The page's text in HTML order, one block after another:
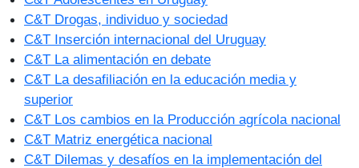
C&T Drogas, individuo y sociedad
C&T Inserción internacional del Uruguay
C&T La alimentación en debate
C&T La desafiliación en la educación media y
superior
C&T Los cambios en la Producción agrícola nacional
C&T Matriz energética nacional
C&T Dilemas y desafíos en la implementación del